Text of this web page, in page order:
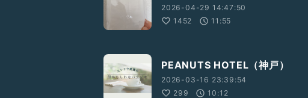
2026-04-29 14:47:50
1452
11:55
PEANUTS HOTEL（神戸）
2026-03-16 23:39:54
299
10:12